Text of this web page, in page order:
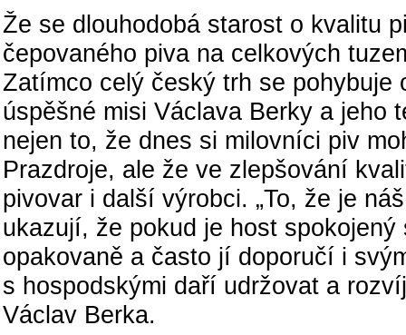
Že se dlouhodobá starost o kvalitu
čepovaného piva na celkových
Zatímco celý český trh se
úspěšné misi Václava Berky a jeho
nejen to, že dnes si milovníci piv
Prazdroje, ale že ve zlepšování
pivovar i další výrobci. „To, že je
ukazují, že pokud je host
opakovaně a často jí doporučí i
s hospodskými daří udržovat a
Václav Berka.